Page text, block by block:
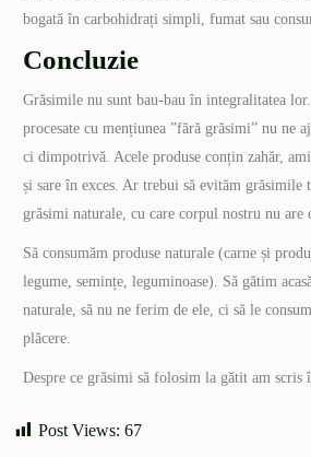
bogată în carbohidrați simpli, fumat sau
Concluzie
Grăsimile nu sunt bau-bau în integralitatea
procesate cu mențiunea ”fără grăsimi” nu ne
ci dimpotrivă. Acele produse conțin zahăr,
și sare în exces. Ar trebui să evităm grăsimile
grăsimi naturale, cu care corpul nostru nu are
Să consumăm produse naturale (carne și
legume, semințe, leguminoase). Să gătim
naturale, să nu ne ferim de ele, ci să le
plăcere.
Despre ce grăsimi să folosim la gătit am scris
Post Views: 67